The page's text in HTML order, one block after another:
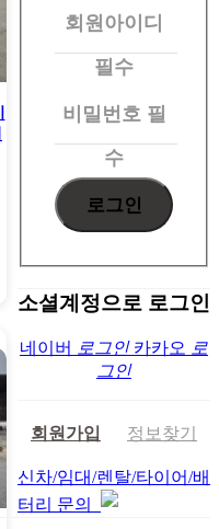
회원아이디
필수
비밀번호 필
수
소셜계정으로 로그인
네이버 로그인 카카오 로
그인
회원가입 정보찾기
신차/임대/렌탈/타이어/배
터리 문의